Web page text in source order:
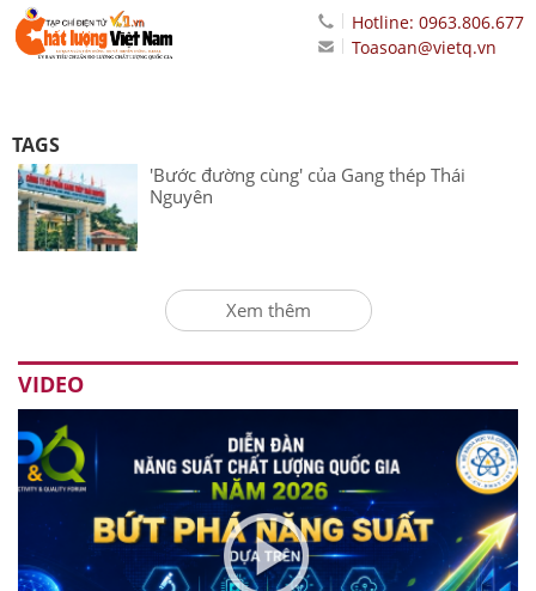
Hotline: 0963.806.677
Toasoan@vietq.vn
TAGS
'Bước đường cùng' của Gang thép Thái
Nguyên
Xem thêm
VIDEO